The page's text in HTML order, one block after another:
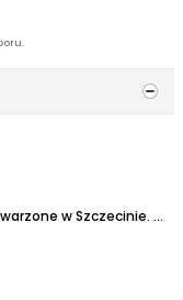
w Szczecinie.